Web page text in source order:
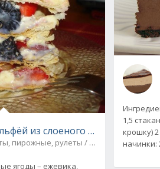
из слоеного теста с
пирожные, рулеты / Десерты
ягоды – ежевика,
1,5
крошку)
начинки: